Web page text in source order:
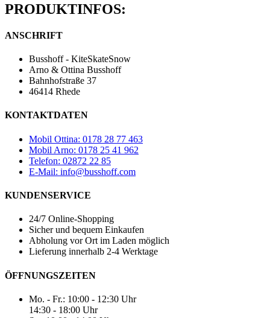
PRODUKTINFOS:
ANSCHRIFT
Busshoff - KiteSkateSnow
Arno & Ottina Busshoff
Bahnhofstraße 37
46414 Rhede
KONTAKTDATEN
Mobil Ottina: 0178 28 77 463
Mobil Arno: 0178 25 41 962
Telefon: 02872 22 85
E-Mail: info@busshoff.com
KUNDENSERVICE
24/7 Online-Shopping
Sicher und bequem Einkaufen
Abholung vor Ort im Laden möglich
Lieferung innerhalb 2-4 Werktage
ÖFFNUNGSZEITEN
Mo. - Fr.: 10:00 - 12:30 Uhr
14:30 - 18:00 Uhr